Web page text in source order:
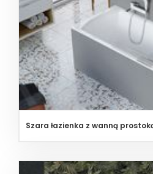
Szara łazienka z wanną